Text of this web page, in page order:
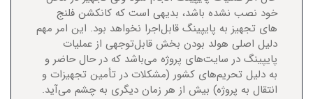
خود نصب نشده باشد، بدیهی است که کانکشن فلنج
های تجهیز به پایپینگ قابل‌اجرا نخواهد بود. این امر مهم
دلیل اصلی هولد بودن بخش قابل‌توجهی از عملیات
پایپینگ در سایت‌های پروژه می‌باشد که در حال حاضر و
به دلیل تحریم‌های کشور (مشکلات در تأمین تجهیزات و
انتقال به پروژه) بیش از هر زمان دیگری به چشم می‌آید.